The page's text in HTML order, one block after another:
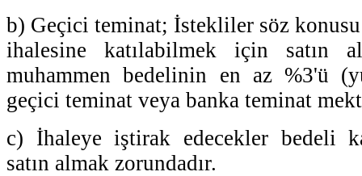
b) Geçici teminat; İstekliler söz
ihalesine katılabilmek için satın
muhammen bedelinin en az %3'ü
geçici teminat veya banka teminat
c) İhaleye iştirak edecekler bedeli
satın almak zorundadır.